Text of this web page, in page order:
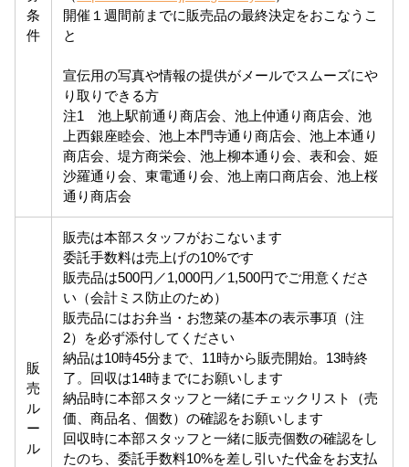
条
件
開催１週間前までに販売品の最終決定をおこなうこ
と
宣伝用の写真や情報の提供がメールでスムーズにや
り取りできる方
注1 池上駅前通り商店会、池上仲通り商店会、池
上西銀座睦会、池上本門寺通り商店会、池上本通り
商店会、堤方商栄会、池上柳本通り会、表和会、姫
沙羅通り会、東電通り会、池上南口商店会、池上桜
通り商店会
販
売
ル
ー
ル
販売は本部スタッフがおこないます
委託手数料は売上げの10%です
販売品は500円／1,000円／1,500円でご用意くださ
い（会計ミス防止のため）
販売品にはお弁当・お惣菜の基本の表示事項（注
2）を必ず添付してください
納品は10時45分まで、11時から販売開始。13時終
了。回収は14時までにお願いします
納品時に本部スタッフと一緒にチェックリスト（売
価、商品名、個数）の確認をお願いします
回収時に本部スタッフと一緒に販売個数の確認をし
たのち、委託手数料10%を差し引いた代金をお支払